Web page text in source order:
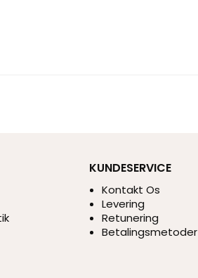
KUNDESERVICE
Kontakt Os
Levering
Retunering
Betalingsmetoder